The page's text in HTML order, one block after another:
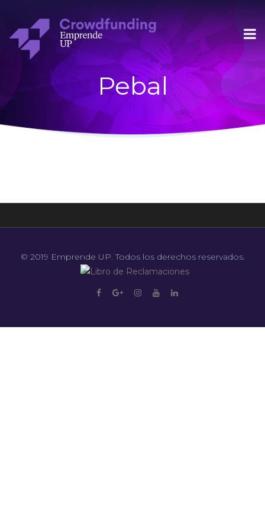
Pebal
© 2019 Emprende UP. Todos los derechos reservados.